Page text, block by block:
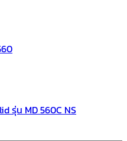
รุ่น MD 560C NS